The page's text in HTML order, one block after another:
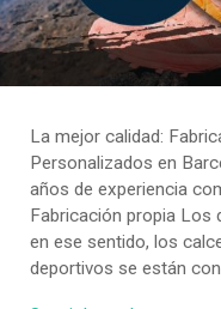
La mejor calidad:
Personalizados en
años de experiencia
Fabricación propia Los
en ese sentido, los
deportivos se están